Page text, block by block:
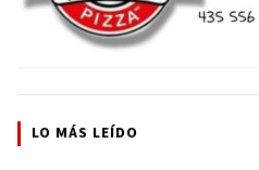
LO MÁS LEÍDO